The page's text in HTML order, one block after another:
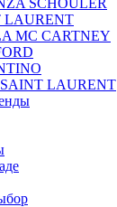
LAURENT
MC CARTNEY
LAURENT